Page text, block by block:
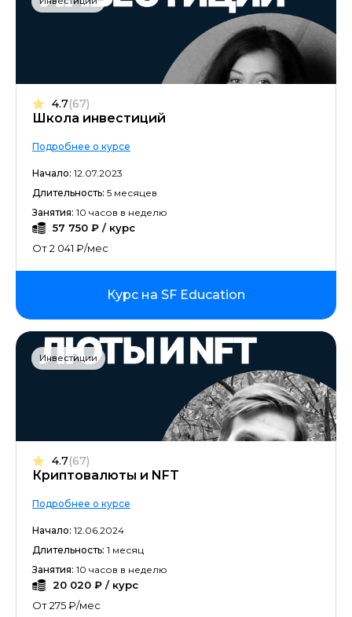
Школа инвестиций
4.7(67)
Подробнее о курсе
Начало: 12.07.2023
Длительность: 5 месяцев
Занятия: 10 часов в неделю
57 750 ₽ / курс
От 2 041 ₽/мес
Курс на SF Education
Инвестиции
Криптовалюты и NFT
4.7(67)
Подробнее о курсе
Начало: 12.06.2024
Длительность: 1 месяц
Занятия: 10 часов в неделю
20 020 ₽ / курс
От 275 ₽/мес